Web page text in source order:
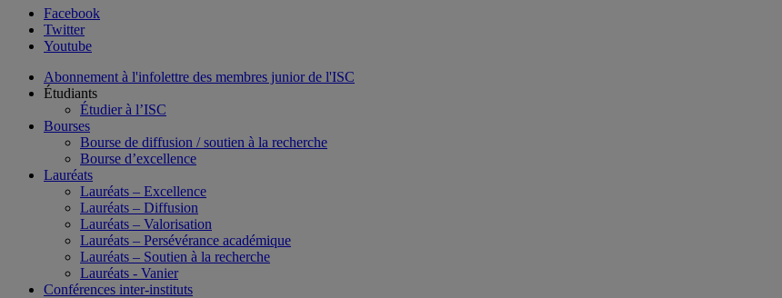
Facebook
Twitter
Youtube
Abonnement à l'infolettre des membres junior de l'ISC
Étudiants
Étudier à l’ISC
Bourses
Bourse de diffusion / soutien à la recherche
Bourse d’excellence
Lauréats
Lauréats – Excellence
Lauréats – Diffusion
Lauréats – Valorisation
Lauréats – Persévérance académique
Lauréats – Soutien à la recherche
Lauréats - Vanier
Conférences inter-instituts